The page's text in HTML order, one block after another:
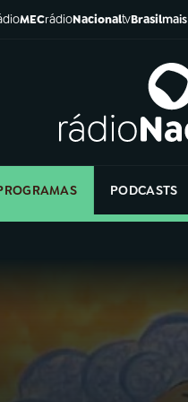
MECrádioNacionaltvBrasilmais
PODCASTS